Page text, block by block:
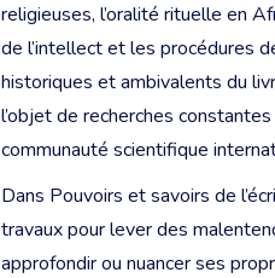
religieuses, l’oralité rituelle en
de l’intellect et les procédures
historiques et ambivalents du
l’objet de recherches
communauté scientifique
Dans Pouvoirs et savoirs de
travaux pour lever des
approfondir ou nuancer ses